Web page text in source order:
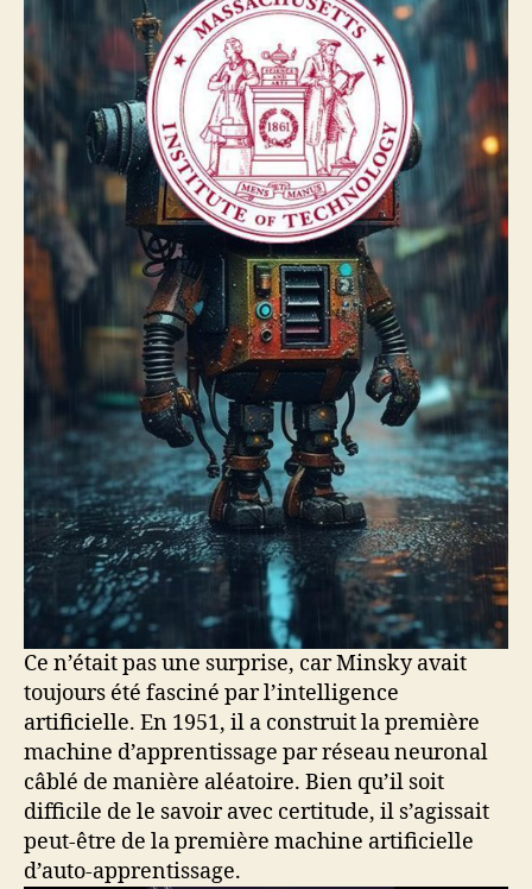
Ce n’était pas une surprise, car Minsky avait
toujours été fasciné par l’intelligence
artificielle. En 1951, il a construit la première
machine d’apprentissage par réseau neuronal
câblé de manière aléatoire. Bien qu’il soit
difficile de le savoir avec certitude, il s’agissait
peut-être de la première machine artificielle
d’auto-apprentissage.